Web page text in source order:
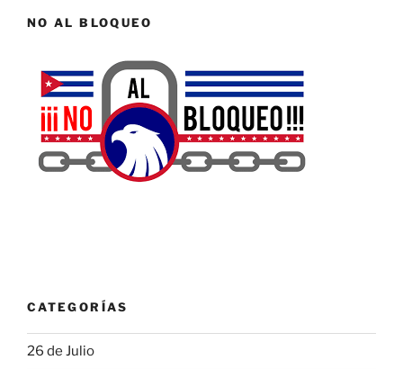
NO AL BLOQUEO
CATEGORÍAS
26 de Julio